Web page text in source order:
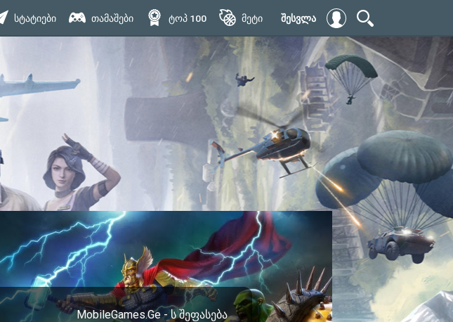
შესვლა
სტატიები თამაშები ტოპ 100 მეტი
MobileGames.Ge - ს შეფასება